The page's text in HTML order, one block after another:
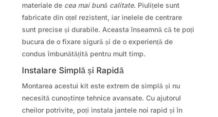
materiale de cea mai bună calitate. Piulițele sunt
fabricate din oțel rezistent, iar inelele de centrare
sunt precise și durabile. Aceasta înseamnă că te poți
bucura de o fixare sigură și de o experiență de
condus îmbunătățită pentru mult timp.
Instalare Simplă și Rapidă
Montarea acestui kit este extrem de simplă și nu
necesită cunoștințe tehnice avansate. Cu ajutorul
cheilor potrivite, poți instala jantele noi rapid și în